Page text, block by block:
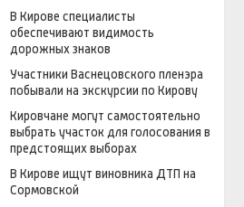
В Кирове специалисты
обеспечивают видимость
дорожных знаков
Участники Васнецовского пленэра
побывали на экскурсии по Кирову
Кировчане могут самостоятельно
выбрать участок для голосования в
предстоящих выборах
В Кирове ищут виновника ДТП на
Сормовской